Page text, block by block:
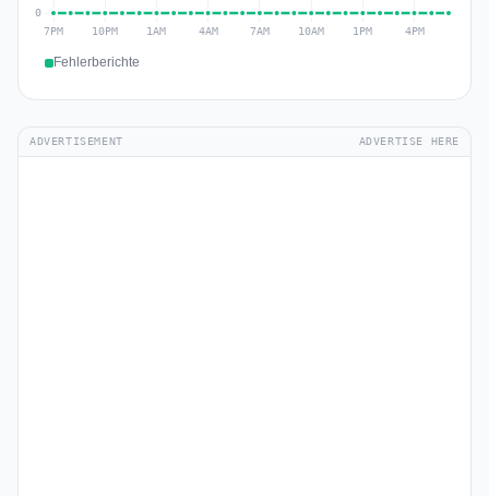
Fehlerberichte
ADVERTISEMENT ADVERTISE HERE